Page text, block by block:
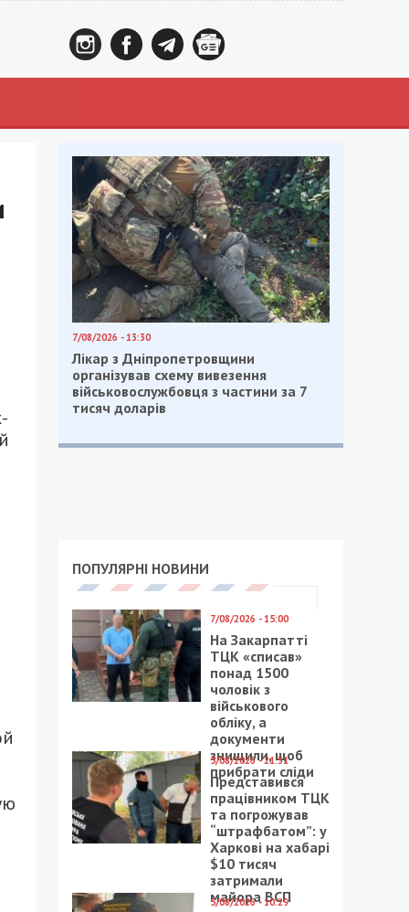
7/08/2026 - 13:30
Лікар з Дніпропетровщини
організував схему вивезення
військовослужбовця з частини за 7
тисяч доларів
ПОПУЛЯРНІ НОВИНИ
7/08/2026 - 15:00
На Закарпатті
ТЦК «списав»
понад 1500
чоловік з
військового
обліку, а
документи
знищили, щоб
прибрати сліди
5/08/2026 - 21:31
Представився
працівником ТЦК
та погрожував
“штрафбатом”: у
Харкові на хабарі
$10 тисяч
затримали
майора ВСП
5/08/2026 - 10:29